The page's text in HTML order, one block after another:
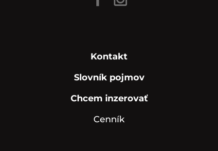
Kontakt
Slovník pojmov
Chcem inzerovať
Cenník